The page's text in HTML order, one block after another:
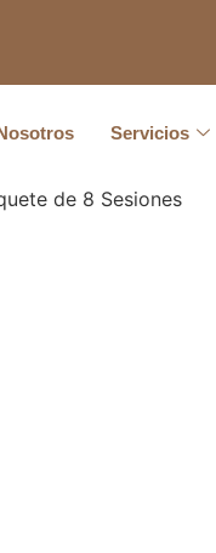
Servicios
de 8 Sesiones